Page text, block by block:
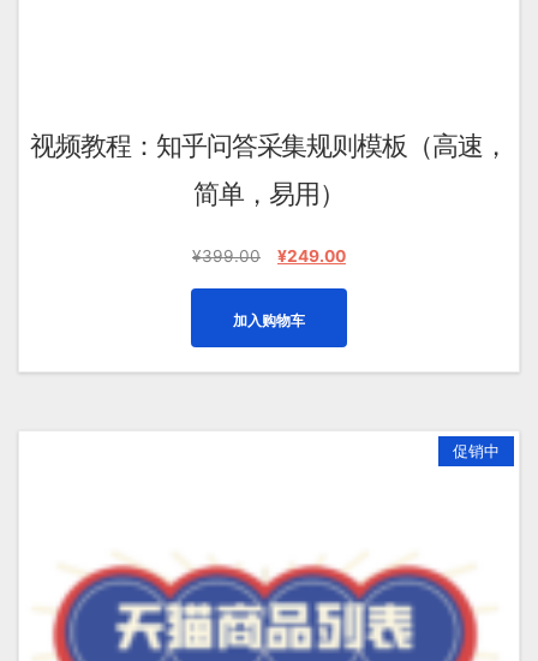
视频教程：知乎问答采集规则模板（高速，
简单，易用）
¥399.00
原
¥399.00。
¥249.00当
为：
¥249.00。
加入购物车
促销中